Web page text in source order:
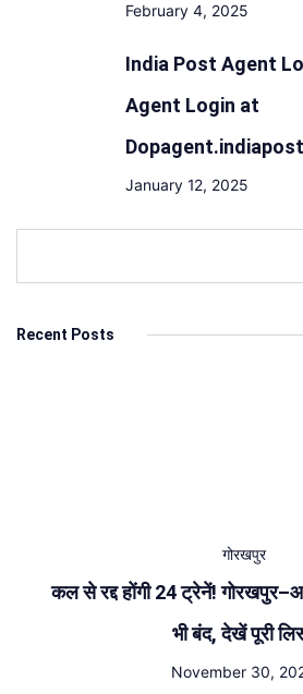
February 4, 2025
India Post Agent
Agent Login at
January 12, 2025
Recent Posts
गोरखपुर
कल से रद्द होंगी 24 ट्रेनें!
भी बंद, देखें पूरी
November 30,